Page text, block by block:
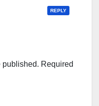
REPLY
published. Required